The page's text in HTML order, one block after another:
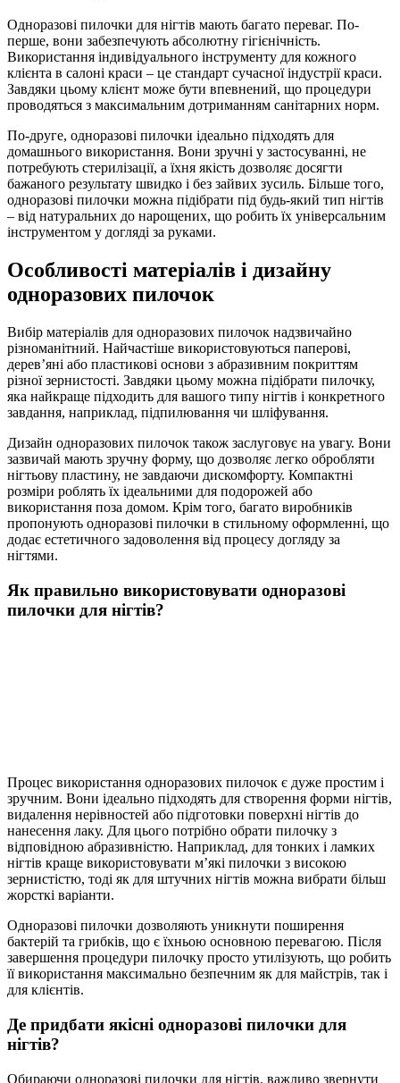
Одноразові пилочки для нігтів мають багато переваг. По-
перше, вони забезпечують абсолютну гігієнічність.
Використання індивідуального інструменту для кожного
клієнта в салоні краси – це стандарт сучасної індустрії краси.
Завдяки цьому клієнт може бути впевнений, що процедури
проводяться з максимальним дотриманням санітарних норм.
По-друге, одноразові пилочки ідеально підходять для
домашнього використання. Вони зручні у застосуванні, не
потребують стерилізації, а їхня якість дозволяє досягти
бажаного результату швидко і без зайвих зусиль. Більше того,
одноразові пилочки можна підібрати під будь-який тип нігтів
– від натуральних до нарощених, що робить їх універсальним
інструментом у догляді за руками.
Особливості матеріалів і дизайну
одноразових пилочок
Вибір матеріалів для одноразових пилочок надзвичайно
різноманітний. Найчастіше використовуються паперові,
дерев’яні або пластикові основи з абразивним покриттям
різної зернистості. Завдяки цьому можна підібрати пилочку,
яка найкраще підходить для вашого типу нігтів і конкретного
завдання, наприклад, підпилювання чи шліфування.
Дизайн одноразових пилочок також заслуговує на увагу. Вони
зазвичай мають зручну форму, що дозволяє легко обробляти
нігтьову пластину, не завдаючи дискомфорту. Компактні
розміри роблять їх ідеальними для подорожей або
використання поза домом. Крім того, багато виробників
пропонують одноразові пилочки в стильному оформленні, що
додає естетичного задоволення від процесу догляду за
нігтями.
Як правильно використовувати одноразові
пилочки для нігтів?
Процес використання одноразових пилочок є дуже простим і
зручним. Вони ідеально підходять для створення форми нігтів,
видалення нерівностей або підготовки поверхні нігтів до
нанесення лаку. Для цього потрібно обрати пилочку з
відповідною абразивністю. Наприклад, для тонких і ламких
нігтів краще використовувати м’які пилочки з високою
зернистістю, тоді як для штучних нігтів можна вибрати більш
жорсткі варіанти.
Одноразові пилочки дозволяють уникнути поширення
бактерій та грибків, що є їхньою основною перевагою. Після
завершення процедури пилочку просто утилізують, що робить
її використання максимально безпечним як для майстрів, так і
для клієнтів.
Де придбати якісні одноразові пилочки для
нігтів?
Обираючи одноразові пилочки для нігтів, важливо звернути